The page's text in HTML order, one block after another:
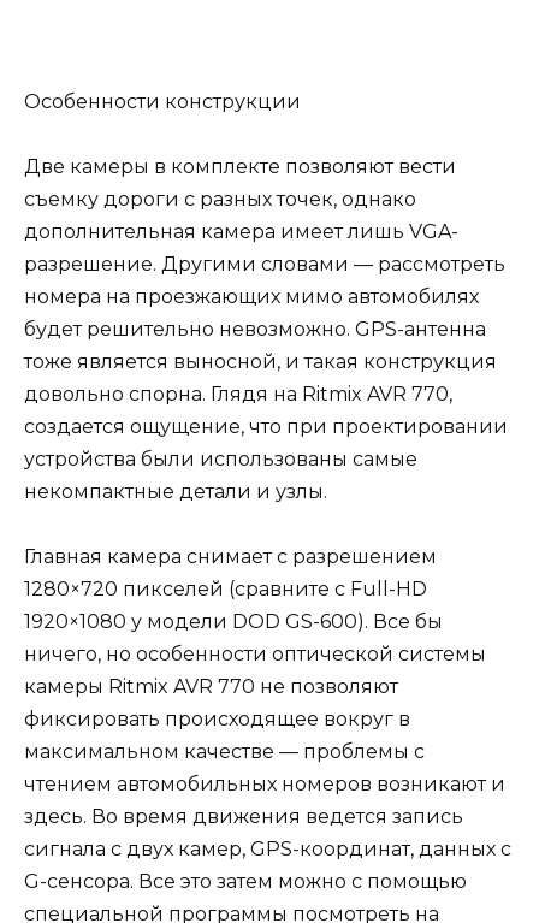
Особенности конструкции
Две камеры в комплекте позволяют вести
съемку дороги с разных точек, однако
дополнительная камера имеет лишь VGA-
разрешение. Другими словами — рассмотреть
номера на проезжающих мимо автомобилях
будет решительно невозможно. GPS-антенна
тоже является выносной, и такая конструкция
довольно спорна. Глядя на Ritmix AVR 770,
создается ощущение, что при проектировании
устройства были использованы самые
некомпактные детали и узлы.
Главная камера снимает с разрешением
1280×720 пикселей (сравните с Full-HD
1920×1080 у модели DOD GS-600). Все бы
ничего, но особенности оптической системы
камеры Ritmix AVR 770 не позволяют
фиксировать происходящее вокруг в
максимальном качестве — проблемы с
чтением автомобильных номеров возникают и
здесь. Во время движения ведется запись
сигнала с двух камер, GPS-координат, данных с
G-сенсора. Все это затем можно с помощью
специальной программы посмотреть на